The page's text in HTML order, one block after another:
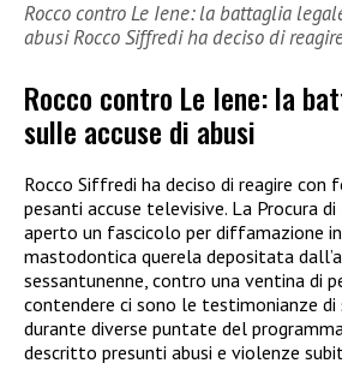
Rocco contro Le Iene: la battaglia
abusi Rocco Siffredi ha deciso di
Rocco contro Le Iene: la
sulle accuse di abusi
Rocco Siffredi ha deciso di reagire con
pesanti accuse televisive. La Procura
aperto un fascicolo per diffamazione
mastodontica querela depositata
sessantunenne, contro una ventina di
contendere ci sono le testimonianze di
durante diverse puntate del
descritto presunti abusi e violenze